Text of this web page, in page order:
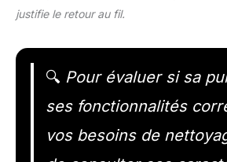
justifie le retour au fil.
🔍 Pour évaluer si sa
ses fonctionnalités
vos besoins de